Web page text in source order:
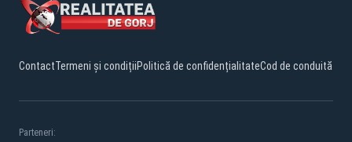
ContactTermeni și condițiiPolitică de confidențialitateCod de conduită
Parteneri: